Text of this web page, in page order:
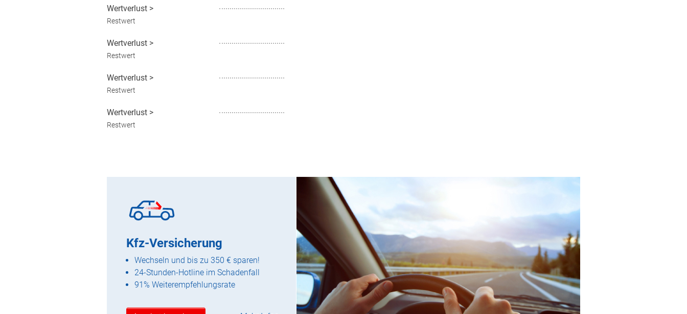
Wertverlust >
Restwert
Wertverlust >
Restwert
Wertverlust >
Restwert
Wertverlust >
Restwert
Kfz-Versicherung
Wechseln und bis zu 350 € sparen!
24-Stunden-Hotline im Schadenfall
91% Weiterempfehlungsrate